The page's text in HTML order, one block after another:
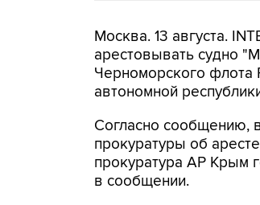
Москва. 13 августа.
арестовывать судно
Черноморского флота
автономной
Согласно сообщению,
прокуратуры об
прокуратура АР Крым
в сообщении.